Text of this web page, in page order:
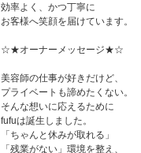
効率よく、かつ丁寧に
お客様へ笑顔を届けています。
☆★オーナーメッセージ★☆
美容師の仕事が好きだけど、
プライベートも諦めたくない。
そんな想いに応えるために
fufuは誕生しました。
「ちゃんと休みが取れる」
「残業がない」環境を整え、